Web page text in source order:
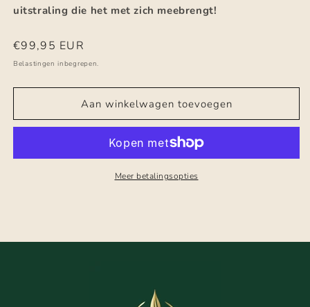
uitstraling die het met zich meebrengt!
Normale
prijs
€99,95 EUR
Belastingen inbegrepen.
Aan winkelwagen toevoegen
Meer betalingsopties